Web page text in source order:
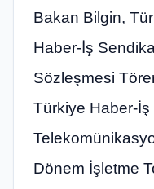
Bakan Bilgin,
Haber-İş
Sözleşmesi
Türkiye Haber-İş
Dönem İşletme